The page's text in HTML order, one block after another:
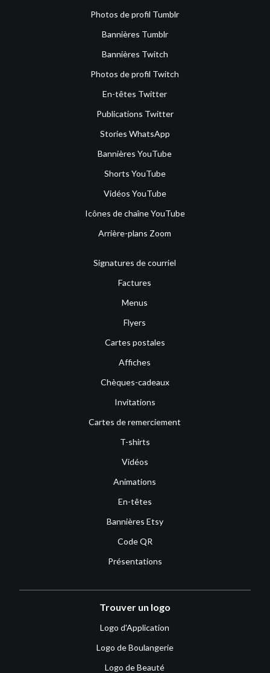
Photos de profil Tumblr
Bannières Tumblr
Bannières Twitch
Photos de profil Twitch
En-têtes Twitter
Publications Twitter
Stories WhatsApp
Bannières YouTube
Shorts YouTube
Vidéos YouTube
Icônes de chaîne YouTube
Arrière-plans Zoom
Signatures de courriel
Factures
Menus
Flyers
Cartes postales
Affiches
Chèques-cadeaux
Invitations
Cartes de remerciement
T-shirts
Vidéos
Animations
En-têtes
Bannières Etsy
Code QR
Présentations
Trouver un logo
Logo d'Application
Logo de Boulangerie
Logo de Beauté